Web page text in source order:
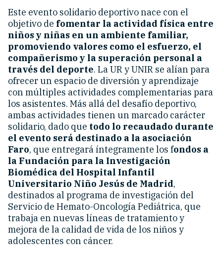
Este evento solidario deportivo nace con el
objetivo de fomentar la actividad física entre
niños y niñas en un ambiente familiar,
promoviendo valores como el esfuerzo, el
compañerismo y la superación personal a
través del deporte. La UR y UNIR se alían para
ofrecer un espacio de diversión y aprendizaje
con múltiples actividades complementarias para
los asistentes. Más allá del desafío deportivo,
ambas actividades tienen un marcado carácter
solidario, dado que todo lo recaudado durante
el evento será destinado a la asociación
Faro, que entregará íntegramente los fondos a
la Fundación para la Investigación
Biomédica del Hospital Infantil
Universitario Niño Jesús de Madrid,
destinados al programa de investigación del
Servicio de Hemato-Oncología Pediátrica, que
trabaja en nuevas líneas de tratamiento y
mejora de la calidad de vida de los niños y
adolescentes con cáncer.